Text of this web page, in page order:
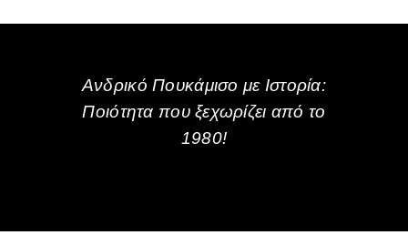
Ανδρικό Πουκάμισο με Ιστορία:
Ποιότητα που ξεχωρίζει από το
1980!